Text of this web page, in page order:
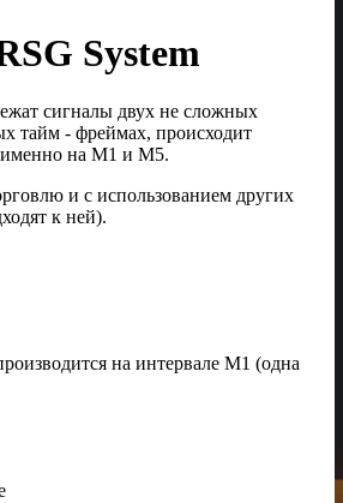
System
сигналы двух не сложных
тайм - фреймах, происходит
именно на M1 и M5.
и с использованием других
к ней).
на интервале M1 (одна